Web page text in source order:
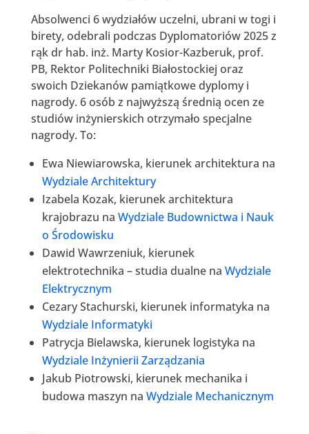
Absolwenci 6 wydziałów uczelni, ubrani w togi i
birety, odebrali podczas Dyplomatoriów 2025 z
rąk dr hab. inż. Marty Kosior-Kazberuk, prof.
PB, Rektor Politechniki Białostockiej oraz
swoich Dziekanów pamiątkowe dyplomy i
nagrody. 6 osób z najwyższą średnią ocen ze
studiów inżynierskich otrzymało specjalne
nagrody. To:
Ewa Niewiarowska, kierunek architektura na
Wydziale Architektury
Izabela Kozak, kierunek architektura
krajobrazu na Wydziale Budownictwa i Nauk
o Środowisku
Dawid Wawrzeniuk, kierunek
elektrotechnika – studia dualne na Wydziale
Elektrycznym
Cezary Stachurski, kierunek informatyka na
Wydziale Informatyki
Patrycja Bielawska, kierunek logistyka na
Wydziale Inżynierii Zarządzania
Jakub Piotrowski, kierunek mechanika i
budowa maszyn na Wydziale Mechanicznym